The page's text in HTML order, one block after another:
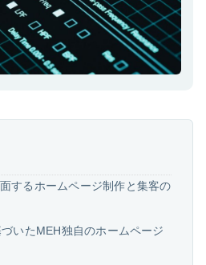
するホームページ制作と集客の
いたMEH独自のホームページ